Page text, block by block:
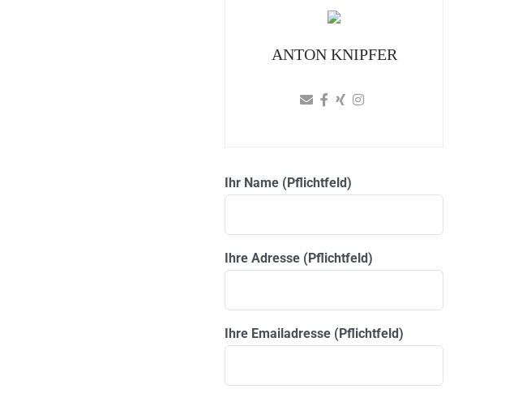
ANTON KNIPFER
Ihr Name (Pflichtfeld)
Ihre Adresse (Pflichtfeld)
Ihre Emailadresse (Pflichtfeld)